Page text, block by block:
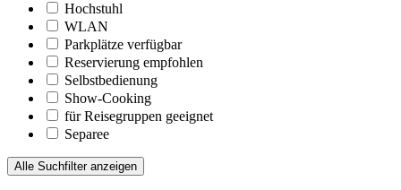
Hochstuhl
WLAN
Parkplätze verfügbar
Reservierung empfohlen
Selbstbedienung
Show-Cooking
für Reisegruppen geeignet
Separee
Alle Suchfilter anzeigen